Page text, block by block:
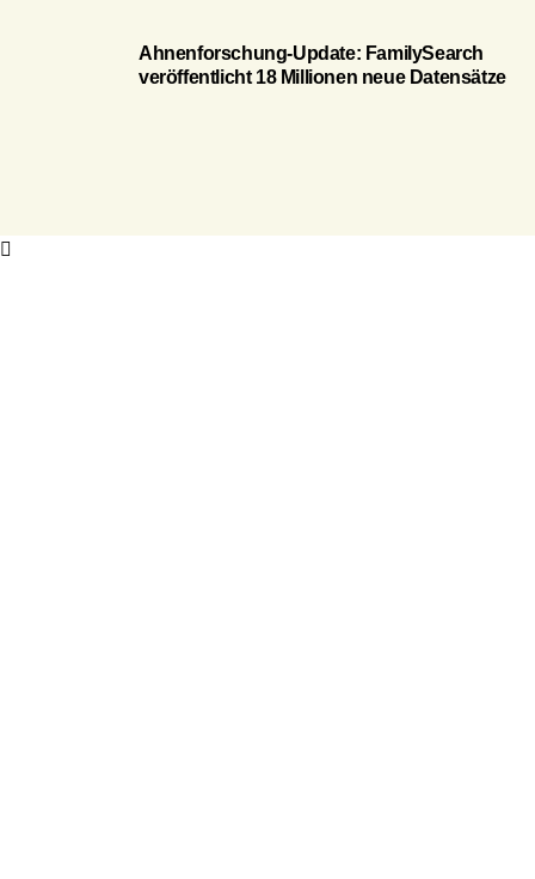
Ahnenforschung-Update: FamilySearch
veröffentlicht 18 Millionen neue Datensätze